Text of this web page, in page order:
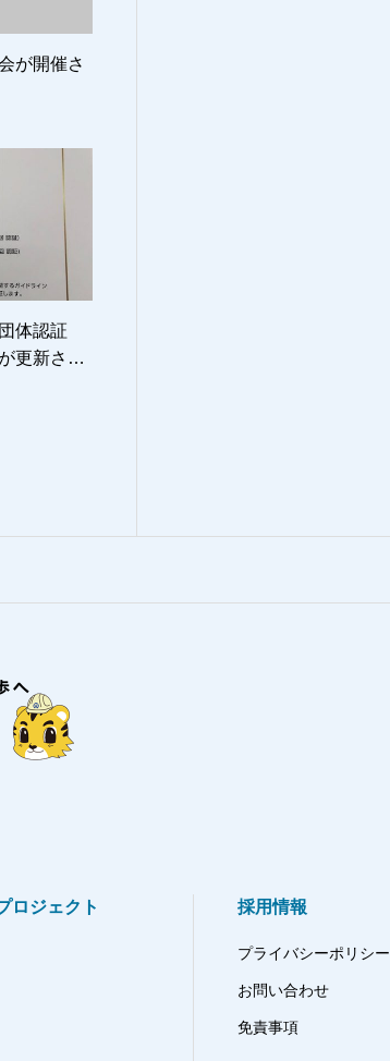
が開催さ
体認証
更新され
ロジェクト 採用情報
プライバシーポリシー
お問い合わせ
免責事項